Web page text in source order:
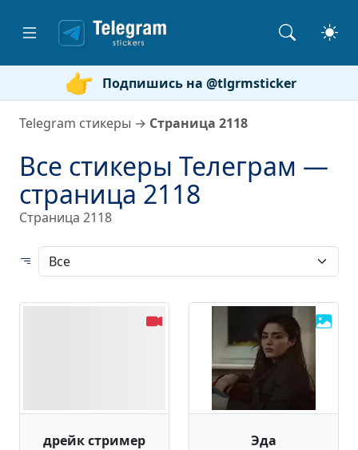
Подпишись на @tlgrmsticker
Telegram стикеры → Страница 2118
Все стикеры Телеграм —
страница 2118
Страница 2118
дрейк стример Эда